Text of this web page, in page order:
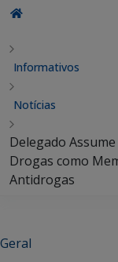
Informativos
Notícias
Delegado
Drogas como
Antidrogas
Geral